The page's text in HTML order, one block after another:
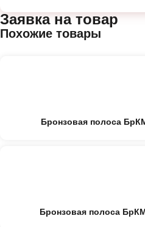
Заявка на товар
Похожие товары
Бронзовая полоса
Бронзовая полоса